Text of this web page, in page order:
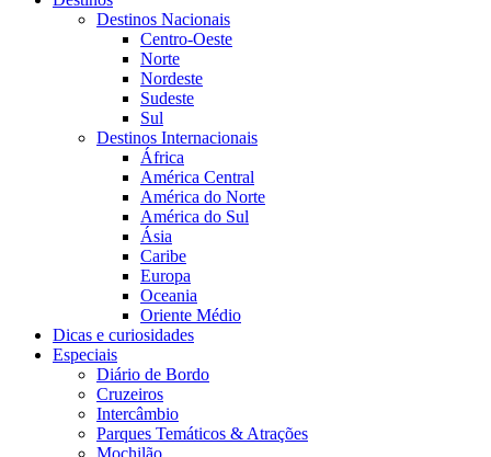
Destinos Nacionais
Centro-Oeste
Norte
Nordeste
Sudeste
Sul
Destinos Internacionais
África
América Central
América do Norte
América do Sul
Ásia
Caribe
Europa
Oceania
Oriente Médio
Dicas e curiosidades
Especiais
Diário de Bordo
Cruzeiros
Intercâmbio
Parques Temáticos & Atrações